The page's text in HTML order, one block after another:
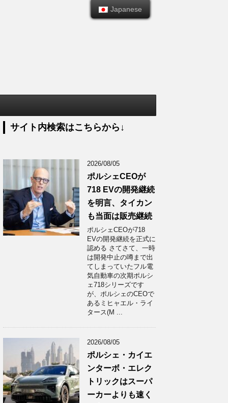
サイト内検索はこちらから↓
2026/08/05
ポルシェCEOが
718 EVの開発継続
を明言、タイカン
も当面は販売継続
ポルシェCEOが718
EVの開発継続を正式に
認める さてさて、一時
は開発中止の噂まで出
てしまっていたフル電
気自動車の次期ポルシ
ェ718シリーズです
が、ポルシェのCEOで
あるミヒャエル・ライ
タース(M ...
2026/08/05
ポルシェ・カイエ
ンターボ・エレク
トリックはスーパ
ーカーよりも速く
Japanese
Japanese